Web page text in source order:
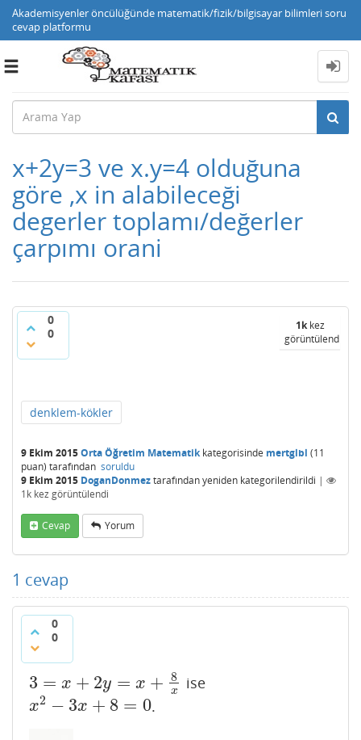
Akademisyenler öncülüğünde matematik/fizik/bilgisayar bilimleri soru
cevap platformu
Toggle
x+2y=3 ve x.y=4 olduğuna
göre ,x in alabileceği
degerler toplamı/değerler
çarpımı orani
0
0
1kkez
görüntülendi
denklem-kökler
9 Ekim 2015Orta Öğretim Matematikkategorisinde mertglbl (11
puan) tarafından soruldu
9 Ekim 2015 DoganDonmeztarafındanyeniden kategorilendirildi |
1k kez görüntülendi
Cevap Yorum
1 cevap
0
0
3 = x + 2y = x + 8
x
3=x+ 2y =x +8x ise
x2 − 3x + 8 = 0
x2− 3x +8= 0 .